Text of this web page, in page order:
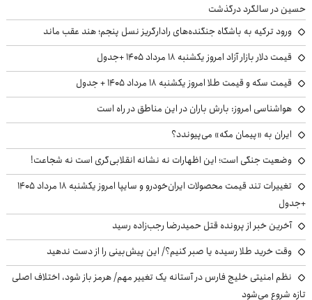
حسین در سالگرد درگذشت
ورود ترکیه به باشگاه جنگنده‌های رادارگریز نسل پنجم؛ هند عقب ماند
قیمت دلار بازار آزاد امروز یکشنبه ۱۸ مرداد ۱۴۰۵ +جدول
قیمت سکه و قیمت طلا امروز یکشنبه ۱۸ مرداد ۱۴۰۵ + جدول
هواشناسی امروز: بارش باران در این مناطق در راه است
ایران به «پیمان مکه» می‌پیوندد؟
وضعیت جنگی است؛ این اظهارات نه نشانه انقلابی‌گری است نه شجاعت!
تغییرات تند قیمت محصولات ایران‌خودرو و سایپا امروز یکشنبه ۱۸ مرداد ۱۴۰۵
+جدول
آخرین خبر از پرونده قتل حمیدرضا رجب‌زاده رسید
وقت خرید طلا رسیده یا صبر کنیم؟/ این پیش‌بینی را از دست ندهید
نظم امنیتی خلیج فارس در آستانه یک تغییر مهم/ هرمز باز شود، اختلاف اصلی
تازه شروع می‌شود